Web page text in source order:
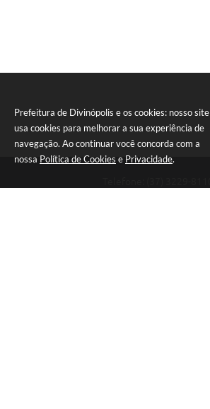
Prefeitura de Divinópolis e os cookies: nosso site
usa cookies para melhorar a sua experiência de
navegação. Ao continuar você concorda com a
nossa Política de Cookies e Privacidade.